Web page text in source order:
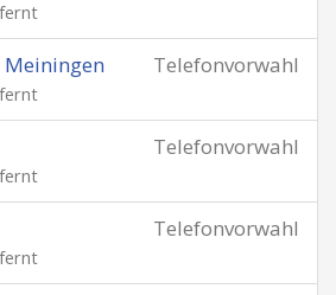
Telefonvorwahl
Telefonvorwahl
Telefonvorwahl